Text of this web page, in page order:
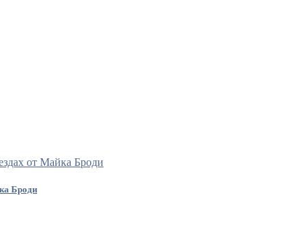
Броди